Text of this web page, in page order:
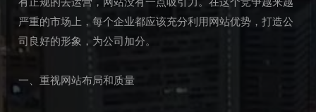
严重的市场上，每个企业都应该充分利用网站优势，打造公
司良好的形象，为公司加分。
一、重视网站布局和质量